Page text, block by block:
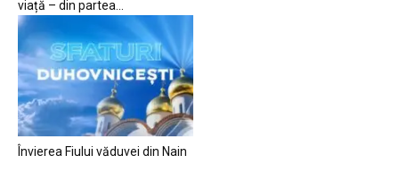
viață – din partea...
Învierea Fiului văduvei din Nain